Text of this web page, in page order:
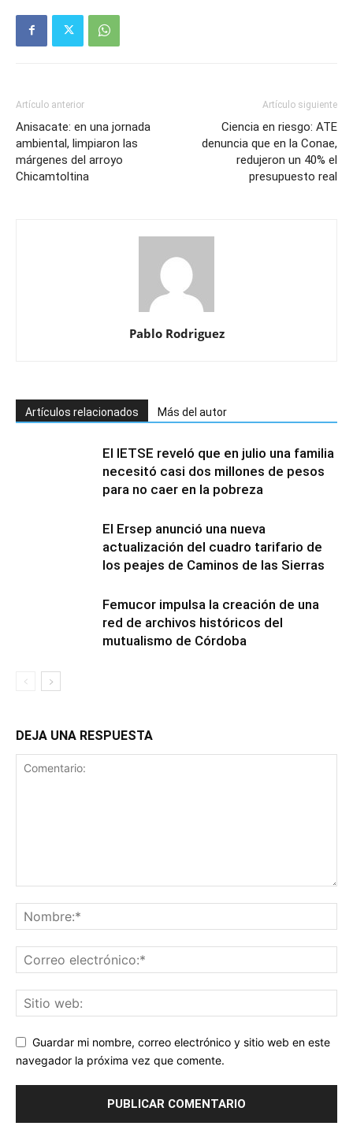
Artículo anterior
Anisacate: en una jornada
ambiental, limpiaron las
márgenes del arroyo
Chicamtoltina
Artículo siguiente
Ciencia en riesgo: ATE
denuncia que en la Conae,
redujeron un 40% el
presupuesto real
Pablo Rodriguez
Artículos relacionados Más del autor
El IETSE reveló que en julio una familia
necesitó casi dos millones de pesos
para no caer en la pobreza
El Ersep anunció una nueva
actualización del cuadro tarifario de
los peajes de Caminos de las Sierras
Femucor impulsa la creación de una
red de archivos históricos del
mutualismo de Córdoba
DEJA UNA RESPUESTA
Guardar mi nombre, correo electrónico y sitio web en este
navegador la próxima vez que comente.